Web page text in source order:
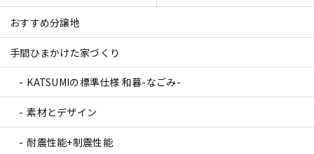
おすすめ分譲地
手間ひまかけた家づくり
KATSUMIの標準仕様 和暮-なごみ-
素材とデザイン
耐震性能+制震性能